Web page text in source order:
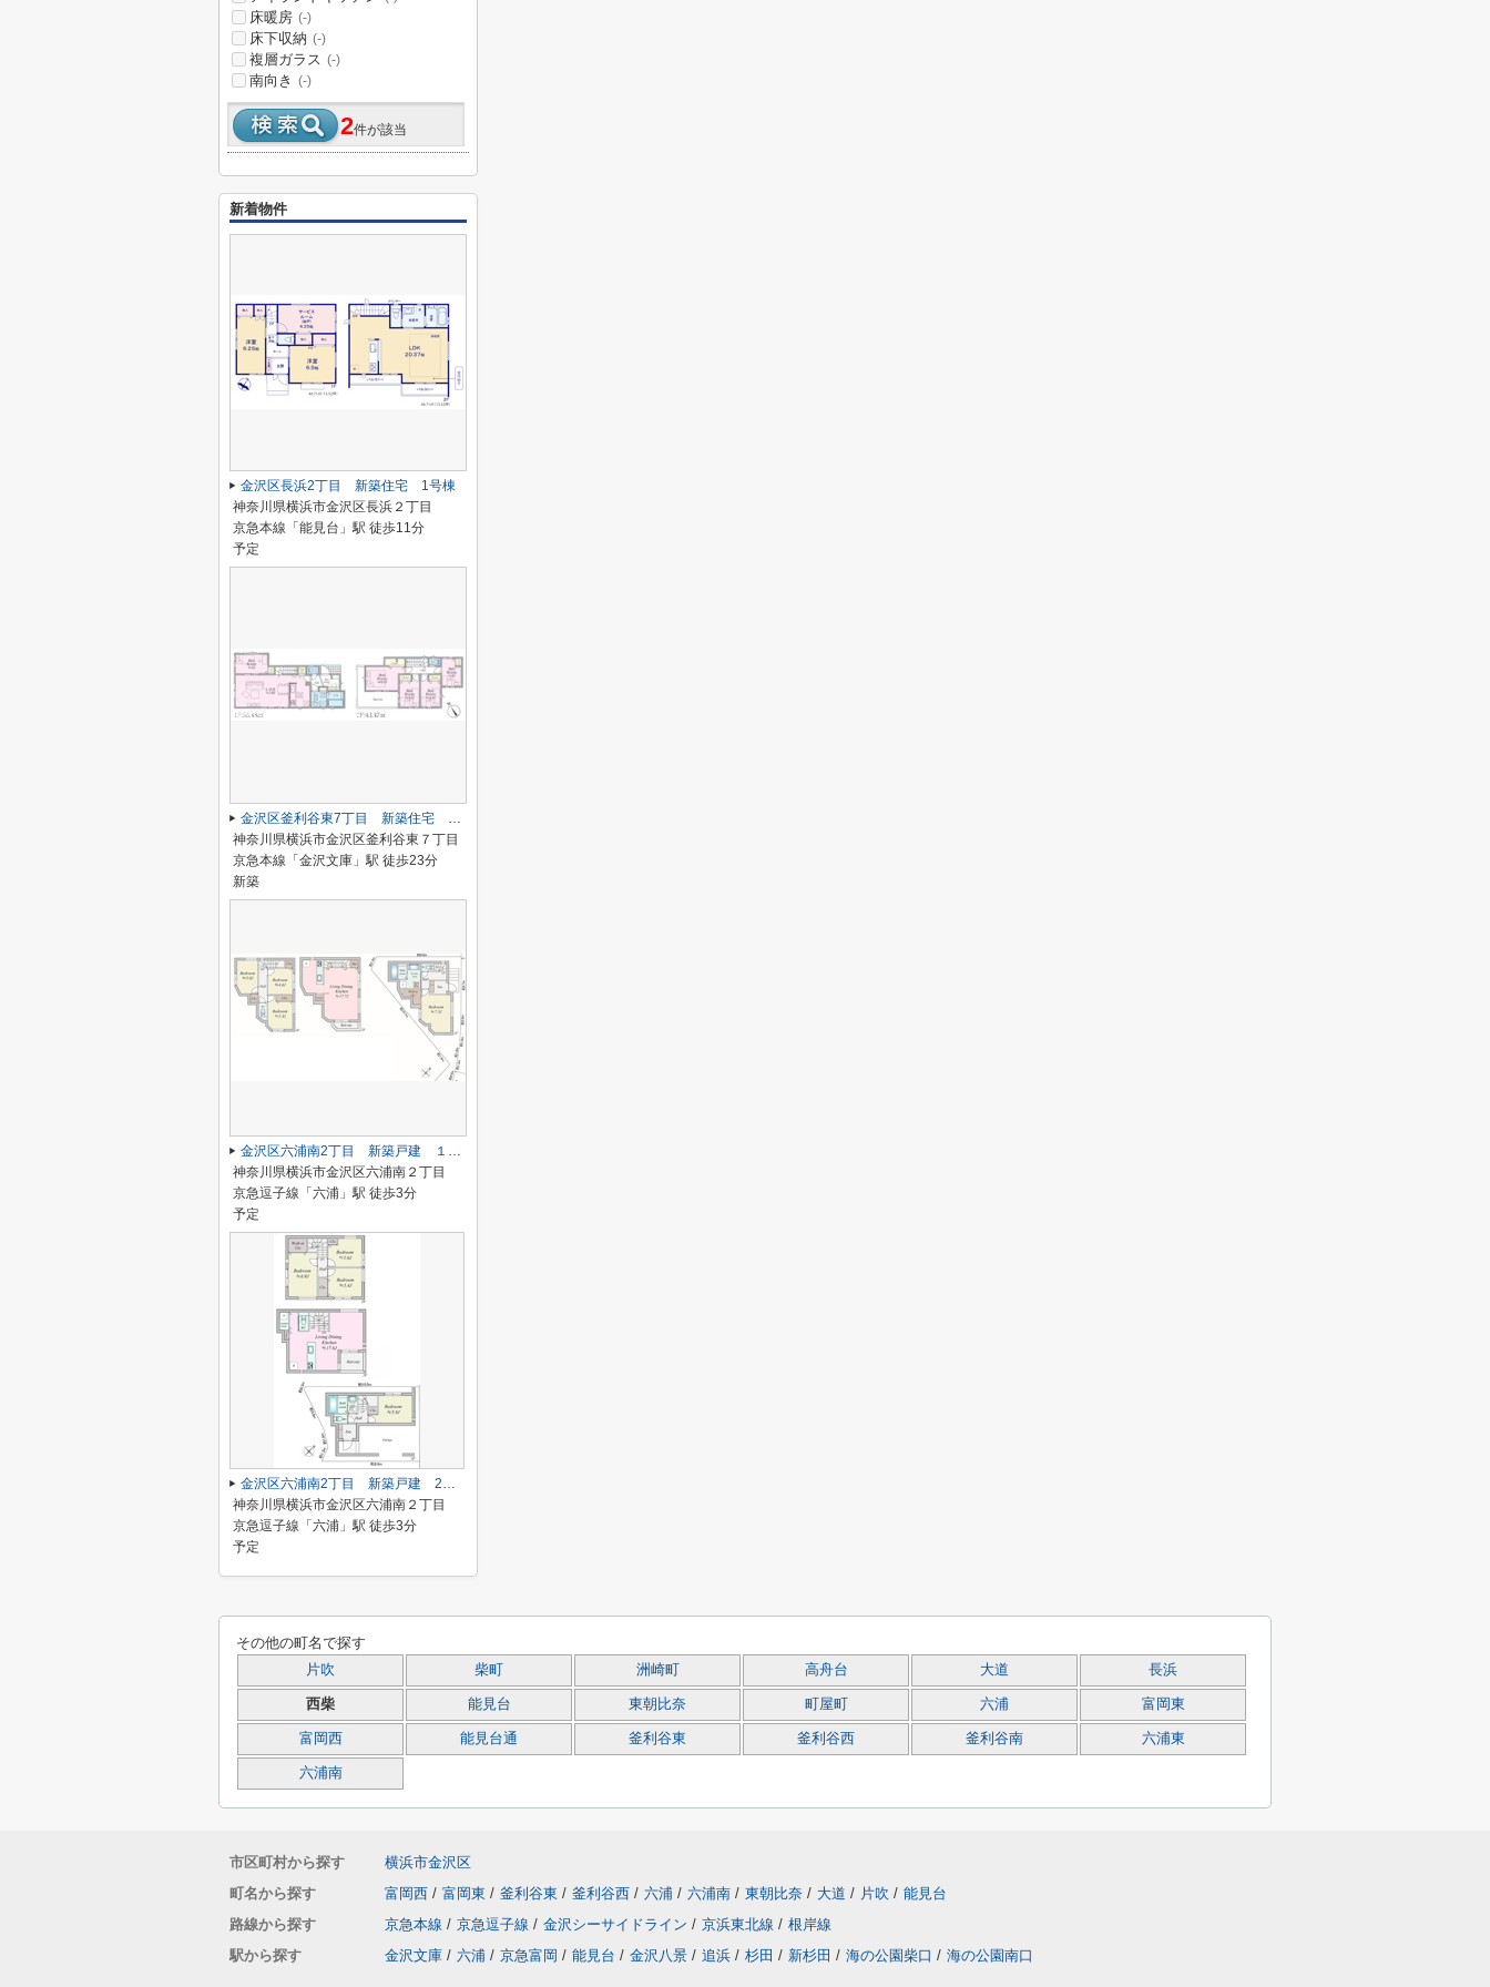
床暖房 (-)
床下収納 (-)
複層ガラス (-)
南向き (-)
2件が該当
新着物件
金沢区長浜2丁目 新築住宅 1号棟
神奈川県横浜市金沢区長浜２丁目
京急本線「能見台」駅 徒歩11分
予定
金沢区釜利谷東7丁目 新築住宅 2号棟
神奈川県横浜市金沢区釜利谷東７丁目
京急本線「金沢文庫」駅 徒歩23分
新築
金沢区六浦南2丁目 新築戸建 １号棟
神奈川県横浜市金沢区六浦南２丁目
京急逗子線「六浦」駅 徒歩3分
予定
金沢区六浦南2丁目 新築戸建 2号棟
神奈川県横浜市金沢区六浦南２丁目
京急逗子線「六浦」駅 徒歩3分
予定
その他の町名で探す
片吹 柴町 洲崎町 高舟台 大道 長浜
西柴 能見台 東朝比奈 町屋町 六浦 富岡東
富岡西 能見台通 釜利谷東 釜利谷西 釜利谷南 六浦東
六浦南
市区町村から探す
横浜市金沢区
町名から探す
富岡西 / 富岡東 / 釜利谷東 / 釜利谷西 / 六浦 / 六浦南 / 東朝比奈 / 大道 / 片吹 / 能見台
路線から探す
京急本線 / 京急逗子線 / 金沢シーサイドライン / 京浜東北線 / 根岸線
駅から探す
金沢文庫 / 六浦 / 京急富岡 / 能見台 / 金沢八景 / 追浜 / 杉田 / 新杉田 / 海の公園柴口 / 海の公園南口